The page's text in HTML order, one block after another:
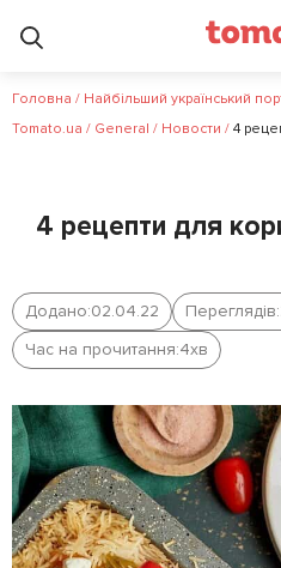
Головна / Найбільший український
Tomato.ua / General / Новости / 4
4 рецепти для
Додано:02.04.22 Переглядів:
Час на прочитання:4хв